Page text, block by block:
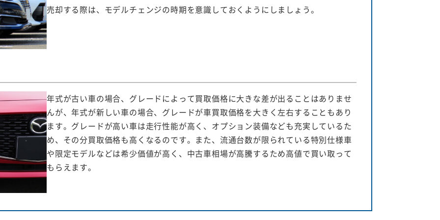
売却する際は、モデルチェンジの時期を意識しておくようにしましょう。
年式が古い車の場合、グレードによって買取価格に大きな差が出ることはありませ
んが、年式が新しい車の場合、グレードが車買取価格を大きく左右することもあり
ます。グレードが高い車は走行性能が高く、オプション装備なども充実しているた
め、その分買取価格も高くなるのです。また、流通台数が限られている特別仕様車
や限定モデルなどは希少価値が高く、中古車相場が高騰するため高値で買い取って
もらえます。